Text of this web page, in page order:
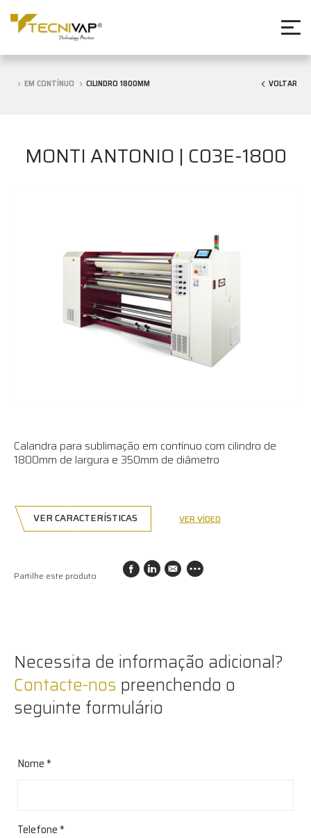
EM CONTÍNUO CILINDRO 1800MM VOLTAR
MONTI ANTONIO | C03E-1800
Calandra para sublimação em contínuo com cilindro de
1800mm de largura e 350mm de diâmetro
VER CARACTERÍSTICAS VER VÍDEO
Partilhe este produto
Necessita de informação adicional?
Contacte-nos preenchendo o
seguinte formulário
Nome *
Telefone *